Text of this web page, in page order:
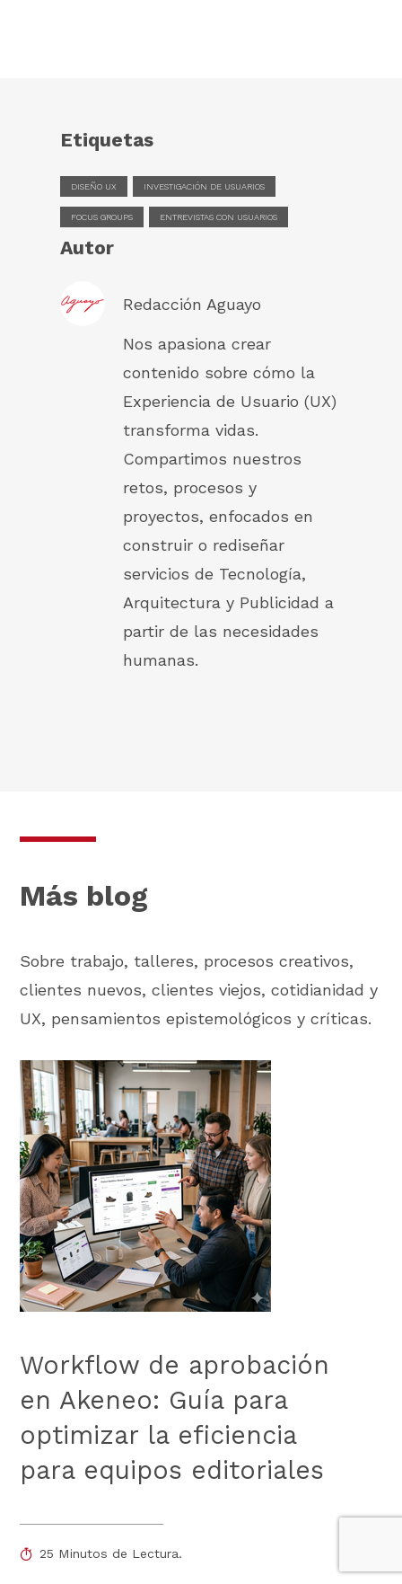
Etiquetas
DISEÑO UX INVESTIGACIÓN DE USUARIOS
FOCUS GROUPS ENTREVISTAS CON USUARIOS
Autor
Redacción Aguayo
Nos apasiona crear
contenido sobre cómo la
Experiencia de Usuario (UX)
transforma vidas.
Compartimos nuestros
retos, procesos y
proyectos, enfocados en
construir o rediseñar
servicios de Tecnología,
Arquitectura y Publicidad a
partir de las necesidades
humanas.
Más blog
Sobre trabajo, talleres, procesos creativos,
clientes nuevos, clientes viejos, cotidianidad y
UX, pensamientos epistemológicos y críticas.
Workflow de aprobación
en Akeneo: Guía para
optimizar la eficiencia
para equipos editoriales
25 Minutos de Lectura.